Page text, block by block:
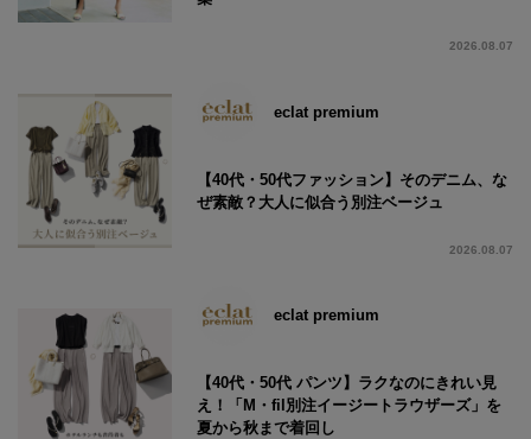
2026.08.07
eclat premium
【40代・50代ファッション】そのデニム、な
ぜ素敵？大人に似合う別注ベージュ
2026.08.07
eclat premium
【40代・50代 パンツ】ラクなのにきれい見
え！「M・fil別注イージートラウザーズ」を
夏から秋まで着回し